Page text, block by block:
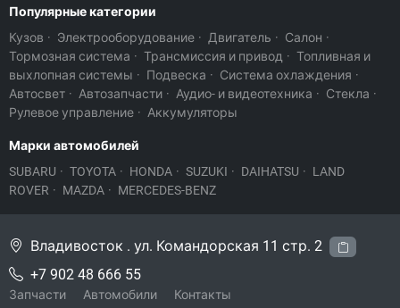
Популярные категории
Кузов · Электрооборудование · Двигатель · Салон ·
Тормозная система · Трансмиссия и привод · Топливная и
выхлопная системы · Подвеска · Система охлаждения ·
Автосвет · Автозапчасти · Аудио- и видеотехника · Стекла ·
Рулевое управление · Аккумуляторы
Марки автомобилей
SUBARU · TOYOTA · HONDA · SUZUKI · DAIHATSU · LAND
ROVER · MAZDA · MERCEDES-BENZ
Владивосток . ул. Командорская 11 стр. 2
+7 902 48 666 55
Запчасти Автомобили Контакты